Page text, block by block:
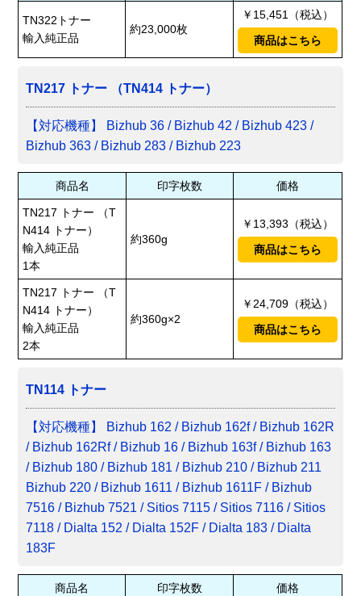
TN322トナー
輸入純正品
約23,000枚
￥15,451（税込）
商品はこちら
TN217 トナー （TN414 トナー）
【対応機種】 Bizhub 36 / Bizhub 42 / Bizhub 423 /
Bizhub 363 / Bizhub 283 / Bizhub 223
商品名 印字枚数 価格
TN217 トナー （T
N414 トナー）
輸入純正品
1本
約360g
￥13,393（税込）
商品はこちら
TN217 トナー （T
N414 トナー）
輸入純正品
2本
約360g×2
￥24,709（税込）
商品はこちら
TN114 トナー
【対応機種】 Bizhub 162 / Bizhub 162f / Bizhub 162R
/ Bizhub 162Rf / Bizhub 16 / Bizhub 163f / Bizhub 163
/ Bizhub 180 / Bizhub 181 / Bizhub 210 / Bizhub 211
Bizhub 220 / Bizhub 1611 / Bizhub 1611F / Bizhub
7516 / Bizhub 7521 / Sitios 7115 / Sitios 7116 / Sitios
7118 / Dialta 152 / Dialta 152F / Dialta 183 / Dialta
183F
商品名 印字枚数 価格